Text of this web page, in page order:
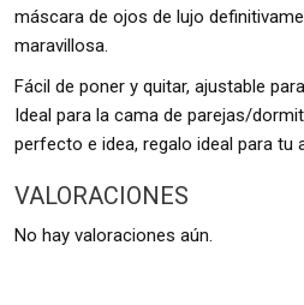
máscara de ojos de lujo
maravillosa.
Fácil de poner y quitar, ajustable
Ideal para la cama de parejas/
perfecto e idea, regalo ideal para tu
VALORACIONES
No hay valoraciones aún.